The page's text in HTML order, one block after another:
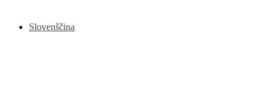
Slovenščina